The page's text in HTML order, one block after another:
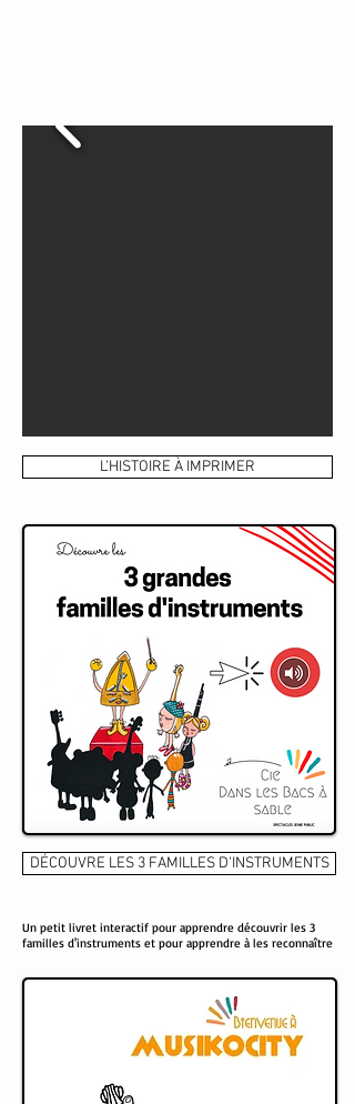
L'HISTOIRE À IMPRIMER
DÉCOUVRE LES 3 FAMILLES D'INSTRUMENTS
Un petit livret interactif pour apprendre découvrir les 3
familles d'instruments et pour apprendre à les reconnaître